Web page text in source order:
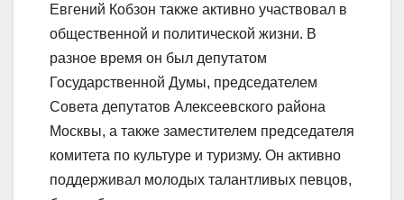
Евгений Кобзон также активно участвовал в
общественной и политической жизни. В
разное время он был депутатом
Государственной Думы, председателем
Совета депутатов Алексеевского района
Москвы, а также заместителем председателя
комитета по культуре и туризму. Он активно
поддерживал молодых талантливых певцов,